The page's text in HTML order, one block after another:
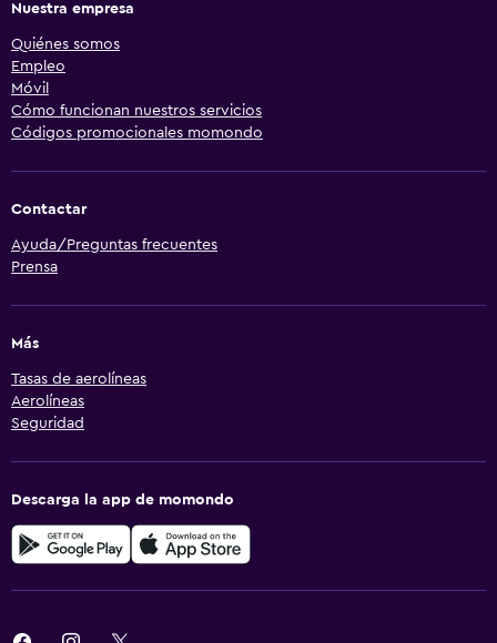
Nuestra empresa
Quiénes somos
Empleo
Móvil
Cómo funcionan nuestros servicios
Códigos promocionales momondo
Contactar
Ayuda/Preguntas frecuentes
Prensa
Más
Tasas de aerolíneas
Aerolíneas
Seguridad
Descarga la app de momondo